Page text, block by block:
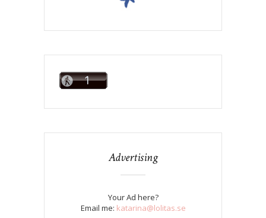
Advertising
Your Ad here?
Email me: katarina@lolitas.se